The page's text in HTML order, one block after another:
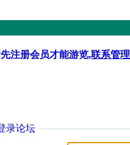
注册会员才能游览,联系管理
录论坛